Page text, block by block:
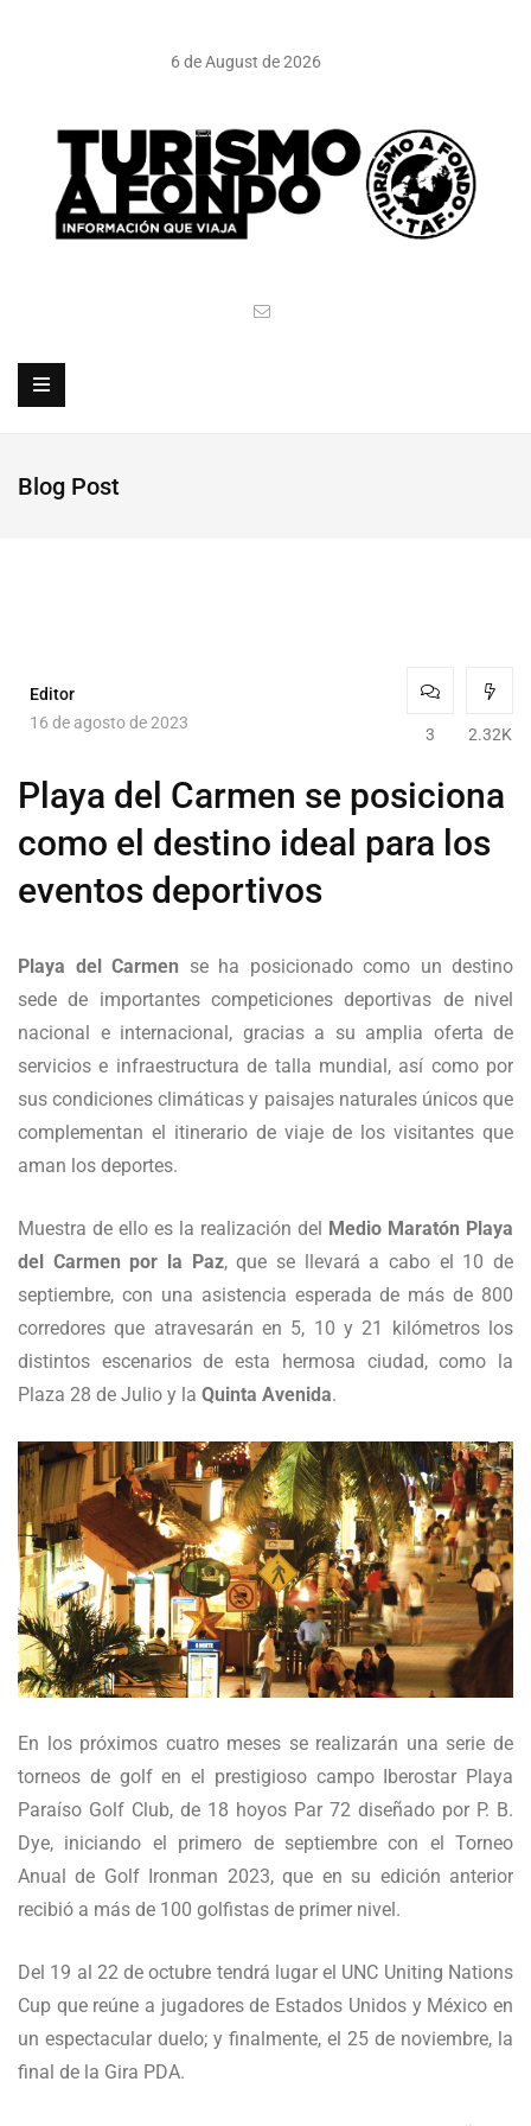
6 de August de 2026
Blog Post
Editor
16 de agosto de 2023
3 2.32K
Playa del Carmen se posiciona
como el destino ideal para los
eventos deportivos
Playa del Carmen se ha posicionado como un destino
sede de importantes competiciones deportivas de nivel
nacional e internacional, gracias a su amplia oferta de
servicios e infraestructura de talla mundial, así como por
sus condiciones climáticas y paisajes naturales únicos que
complementan el itinerario de viaje de los visitantes que
aman los deportes.
Muestra de ello es la realización del
Medio Maratón Playa
del Carmen por la Paz, que se llevará a cabo el 10 de
septiembre, con una asistencia esperada de más de 800
corredores que atravesarán en 5, 10 y 21 kilómetros los
distintos escenarios de esta hermosa ciudad, como la
Plaza 28 de Julio y la Quinta Avenida.
En los próximos cuatro meses se realizarán una serie de
torneos de golf en el prestigioso campo Iberostar Playa
Paraíso Golf Club, de 18 hoyos Par 72 diseñado por P. B.
Dye, iniciando el primero de septiembre con el Torneo
Anual de Golf Ironman 2023, que en su edición anterior
recibió a más de 100 golfistas de primer nivel.
Del 19 al 22 de octubre tendrá lugar el UNC Uniting Nations
Cup que reúne a jugadores de Estados Unidos y México en
un espectacular duelo; y finalmente, el 25 de noviembre, la
final de la Gira PDA.